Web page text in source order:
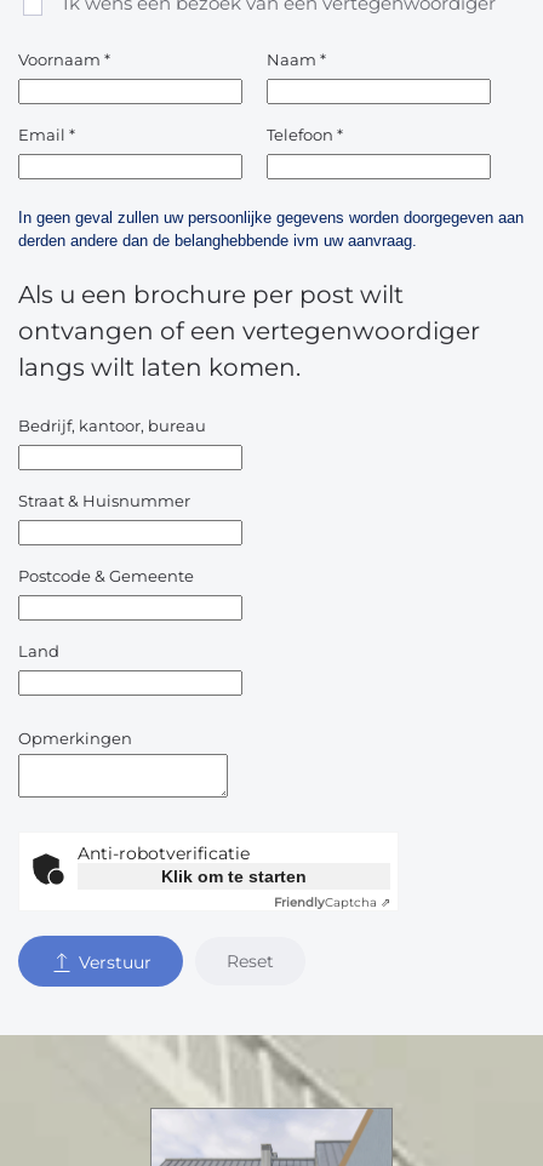
Voornaam * Naam *
Email * Telefoon *
In geen geval zullen uw persoonlijke gegevens worden doorgegeven aan
derden andere dan de belanghebbende ivm uw aanvraag.
Als u een brochure per post wilt
ontvangen of een vertegenwoordiger
langs wilt laten komen.
Bedrijf, kantoor, bureau
Straat & Huisnummer
Postcode & Gemeente
Land
Opmerkingen
Anti-robotverificatie
Klik om te starten
FriendlyCaptcha ⇗
Verstuur Reset